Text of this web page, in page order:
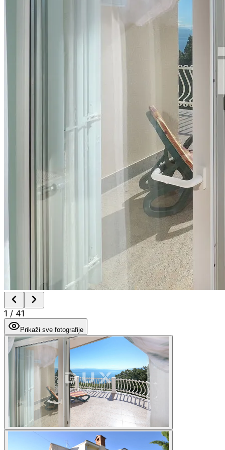
1 / 41
Prikaži sve fotografije